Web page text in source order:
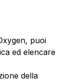
puoi
ed elencare
della